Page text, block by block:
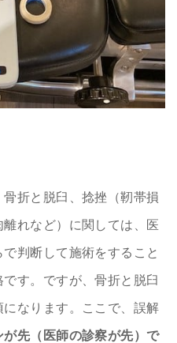
折と脱臼、捻挫（靭帯損
れなど）に関しては、医
判断して施術をすること
す。ですが、骨折と脱臼
なります。ここで、誤解
が先（医師の診察が先）で